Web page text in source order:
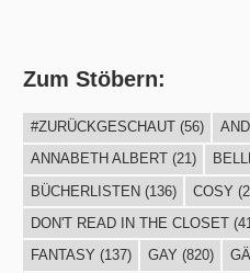
Zum Stöbern:
#ZURÜCKGESCHAUT(56)
ANNABETH ALBERT(21)
BÜCHERLISTEN(136) COSY
DON'T READ IN THE CLOSET
FANTASY (137) GAY (820)